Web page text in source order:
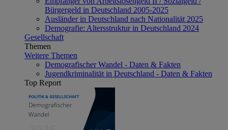
Bürgergeld in Deutschland 2005-2025
Ausländer in Deutschland nach Nationalität 2025
Demografie: Altersstruktur in Deutschland 2024
Gesellschaft
Themen
Weitere Themen
Demografischer Wandel - Daten & Fakten
Jugendkriminalität in Deutschland - Daten & Fakten
Top Report